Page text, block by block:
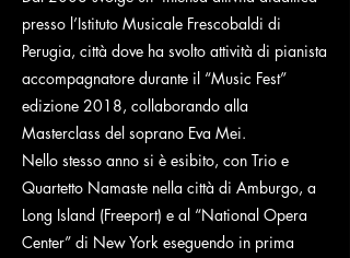
presso l’Istituto Musicale Frescobaldi di
Perugia, città dove ha svolto attività di pianista
accompagnatore durante il “Music Fest”
edizione 2018, collaborando alla
Masterclass del soprano Eva Mei.
Nello stesso anno si è esibito, con Trio e
Quartetto Namaste nella città di Amburgo, a
Long Island (Freeport) e al “National Opera
Center” di New York eseguendo in prima